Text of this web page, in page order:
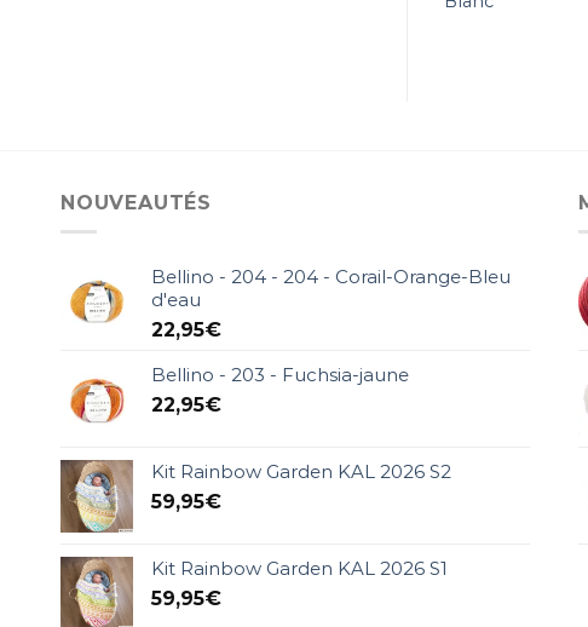
NOUVEAUTÉS
Bellino - 204 - 204 - Corail-Orange-Bleu
d'eau
22,95€
Bellino - 203 - Fuchsia-jaune
22,95€
Kit Rainbow Garden KAL 2026 S2
59,95€
Kit Rainbow Garden KAL 2026 S1
59,95€